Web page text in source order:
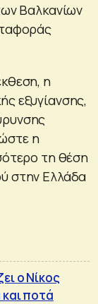
Βαλκανίων
η
εξυγίανσης,
η
τη θέση
στην Ελλάδα
ο Νίκος
ποτά